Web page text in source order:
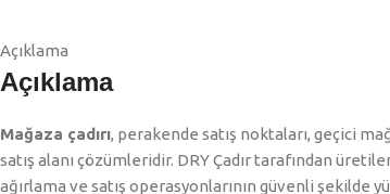
Açıklama
Açıklama
Mağaza çadırı, perakende satış noktaları, geçici
satış alanı çözümleridir. DRY Çadır tarafından
ağırlama ve satış operasyonlarının güvenli şekilde